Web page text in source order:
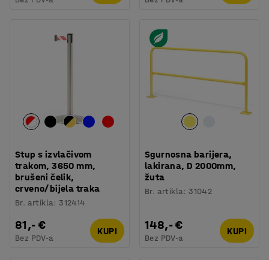
Stup s izvlačivom
trakom, 3650 mm,
brušeni čelik,
crveno/bijela traka
Br. artikla:312414
81,- €
Bez PDV-a
KUPI
Sgurnosna barijera,
lakirana, D 2000mm,
žuta
Br. artikla:31042
148,- €
Bez PDV-a
KUPI